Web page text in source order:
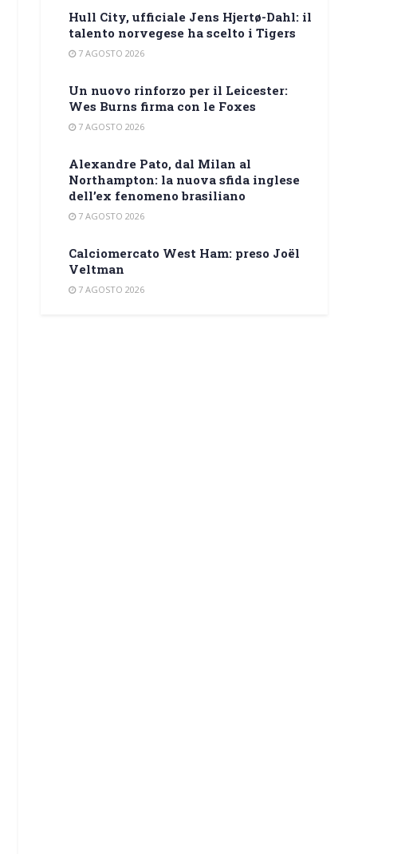
Hull City, ufficiale Jens Hjertø-Dahl: il
talento norvegese ha scelto i Tigers
7 AGOSTO 2026
Un nuovo rinforzo per il Leicester:
Wes Burns firma con le Foxes
7 AGOSTO 2026
Alexandre Pato, dal Milan al
Northampton: la nuova sfida inglese
dell’ex fenomeno brasiliano
7 AGOSTO 2026
Calciomercato West Ham: preso Joël
Veltman
7 AGOSTO 2026